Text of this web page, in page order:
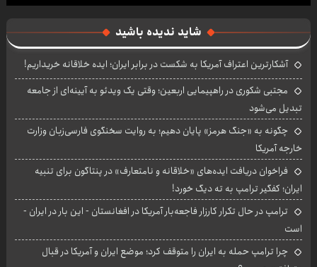
Play Mute Settings
PIP Enter
شاید ندیده باشید
آشکارترین اعتراف آمریکا به شکست در برابر ایران؛ ایده خلاقانه خریداریم!
مجتبی شکوری در راهپیمایی اربعین؛ وقتی یک ویدئو به آیینه‌ای از جامعه
تبدیل می‌شود
چگونه به «جنگ هرمز» پایان دهیم؛ به روایت سخنگوی فارسی‌زبان وزارت
خارجه آمریکا
فراخوان دریافت ایده‌های «خلاقانه و نامتعارف» در پنتاگون برای تنبیه
ایران؛ کفگیر ترامپ به ته دیگ خورد!
ترامپ در حال تکرار کارزار فاجعه‌بار آمریکا در افغانستان - این بار در ایران -
است
چرا ترامپ حمله به ایران را متوقف کرد؛ موضع ایران و آمریکا در قبال